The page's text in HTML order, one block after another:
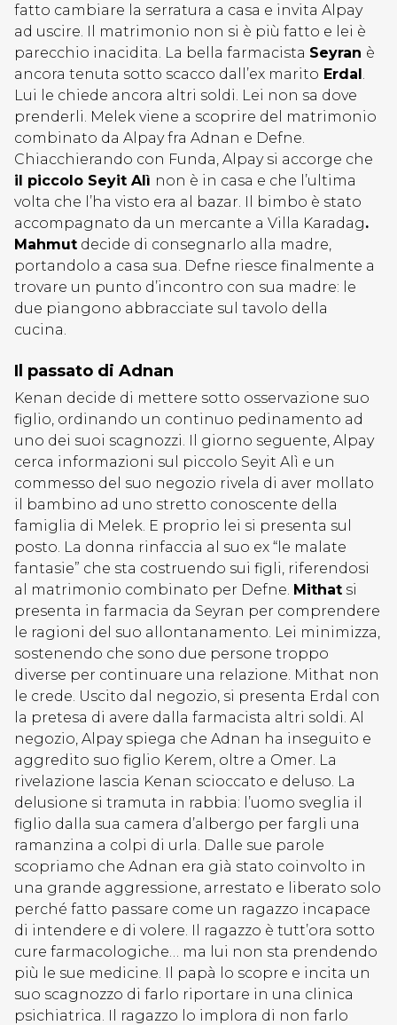
fatto cambiare la serratura a casa e invita Alpay
ad uscire. Il matrimonio non si è più fatto e lei è
parecchio inacidita. La bella farmacista Seyran è
ancora tenuta sotto scacco dall’ex marito Erdal.
Lui le chiede ancora altri soldi. Lei non sa dove
prenderli. Melek viene a scoprire del matrimonio
combinato da Alpay fra Adnan e Defne.
Chiacchierando con Funda, Alpay si accorge che
il piccolo Seyit Alì non è in casa e che l’ultima
volta che l’ha visto era al bazar. Il bimbo è stato
accompagnato da un mercante a Villa Karadag.
Mahmut decide di consegnarlo alla madre,
portandolo a casa sua. Defne riesce finalmente a
trovare un punto d’incontro con sua madre: le
due piangono abbracciate sul tavolo della
cucina.
Il passato di Adnan
Kenan decide di mettere sotto osservazione suo
figlio, ordinando un continuo pedinamento ad
uno dei suoi scagnozzi. Il giorno seguente, Alpay
cerca informazioni sul piccolo Seyit Alì e un
commesso del suo negozio rivela di aver mollato
il bambino ad uno stretto conoscente della
famiglia di Melek. E proprio lei si presenta sul
posto. La donna rinfaccia al suo ex “le malate
fantasie” che sta costruendo sui figli, riferendosi
al matrimonio combinato per Defne. Mithat si
presenta in farmacia da Seyran per comprendere
le ragioni del suo allontanamento. Lei minimizza,
sostenendo che sono due persone troppo
diverse per continuare una relazione. Mithat non
le crede. Uscito dal negozio, si presenta Erdal con
la pretesa di avere dalla farmacista altri soldi. Al
negozio, Alpay spiega che Adnan ha inseguito e
aggredito suo figlio Kerem, oltre a Omer. La
rivelazione lascia Kenan scioccato e deluso. La
delusione si tramuta in rabbia: l’uomo sveglia il
figlio dalla sua camera d’albergo per fargli una
ramanzina a colpi di urla. Dalle sue parole
scopriamo che Adnan era già stato coinvolto in
una grande aggressione, arrestato e liberato solo
perché fatto passare come un ragazzo incapace
di intendere e di volere. Il ragazzo è tutt’ora sotto
cure farmacologiche… ma lui non sta prendendo
più le sue medicine. Il papà lo scopre e incita un
suo scagnozzo di farlo riportare in una clinica
psichiatrica. Il ragazzo lo implora di non farlo